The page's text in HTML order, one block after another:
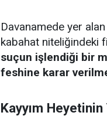
Davanamede yer
kabahat niteliğindeki
suçun işlendiği bir
feshine karar
Kayyım Heyetinin